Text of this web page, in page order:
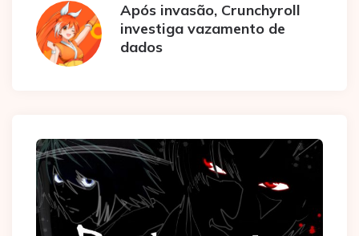
Após invasão, Crunchyroll
investiga vazamento de
dados